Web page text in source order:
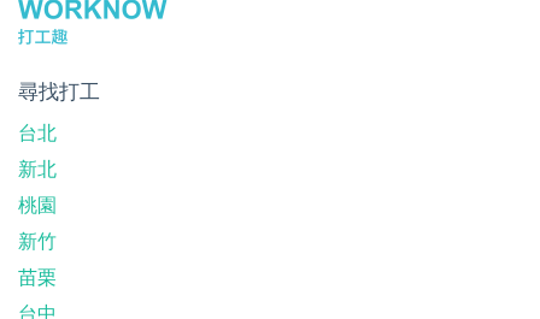
尋找打工
台北
新北
桃園
新竹
苗栗
台中